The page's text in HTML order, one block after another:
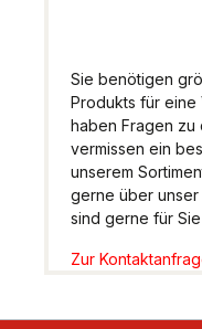
Sie benötigen
Produkts für eine
haben Fragen zu
vermissen ein
unserem
gerne über unser
sind gerne für
Zur